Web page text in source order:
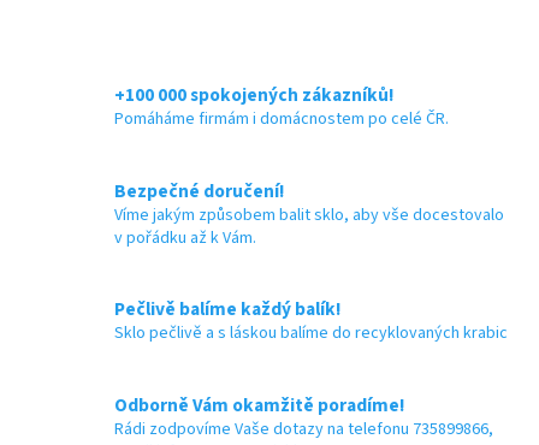
+100 000 spokojených zákazníků!
Pomáháme firmám i domácnostem po celé ČR.
Bezpečné doručení!
Víme jakým způsobem balit sklo, aby vše docestovalo
v pořádku až k Vám.
Pečlivě balíme každý balík!
Sklo pečlivě a s láskou balíme do recyklovaných krabic
Odborně Vám okamžitě poradíme!
Rádi zodpovíme Vaše dotazy na telefonu 735899866,